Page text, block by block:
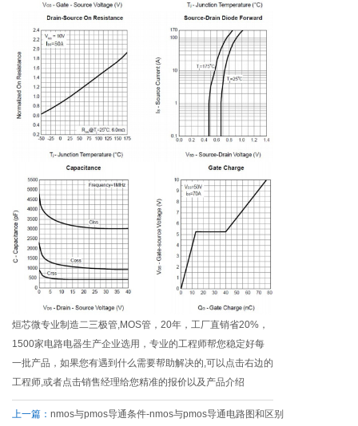
烜芯微专业制造二三极管,MOS管，20年，工厂直销省20%，
1500家电路电器生产企业选用，专业的工程师帮您稳定好每
一批产品，如果您有遇到什么需要帮助解决的,可以点击右边的
工程师,或者点击销售经理给您精准的报价以及产品介绍
上一篇： nmos与pmos导通条件-nmos与pmos导通电路图和区别